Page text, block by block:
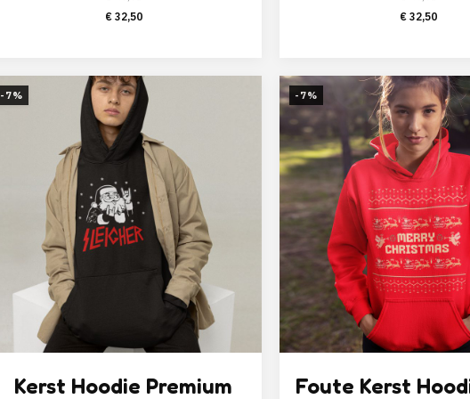
Oorspronkelijke
€ 49,95.
€32,50Huidige
€ 32,50.
€ 49,95.
€32,50
€
-7%
Kerst Hoodie Premium
-7%
Foute Kerst